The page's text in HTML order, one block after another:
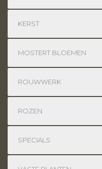
KERST
MOSTERT BLOEMEN
ROUWWERK
ROZEN
SPECIALS